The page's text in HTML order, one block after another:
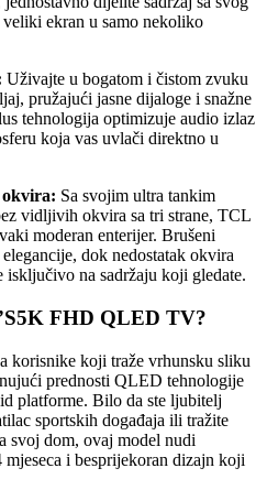
ekran u samo nekoliko
Uživajte u bogatom i čistom zvuku
pružajući jasne dijaloge i snažne
tehnologija optimizuje audio izlaz
koja vas uvlači direktno u
okvira: Sa svojim ultra tankim
vidljivih okvira sa tri strane, TCL
moderan enterijer. Brušeni
dok nedostatak okvira
isključivo na sadržaju koji gledate.
FHD QLED TV?
korisnike koji traže vrhunsku sliku
prednosti QLED tehnologije
platforme. Bilo da ste ljubitelj
sportskih događaja ili tražite
svoj dom, ovaj model nudi
i besprijekoran dizajn koji